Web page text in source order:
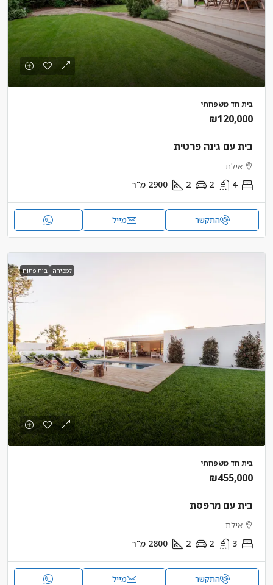
בית חד משפחתי
₪120,000
בית עם גינה פרטית
אילת
4
2
2
2900 מ"ר
התקשר מייל
למכירה בית פתוח
בית חד משפחתי
₪455,000
בית עם מרפסת
אילת
3
2
2
2800 מ"ר
התקשר מייל